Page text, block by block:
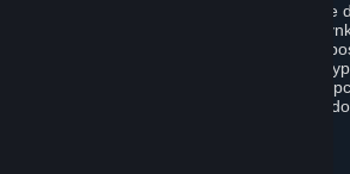
Użytkownik rozumie również i przyjmuje
Subskrypcje nabyte na jakimkolwiek
stanowią prawa licencyjne oraz że nie
związanych z własnością takich
Valve nie uznaje przenoszenia
wynikającego z mocy prawa), które są